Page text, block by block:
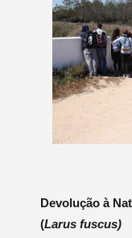
Devolução à
(Larus fuscus)